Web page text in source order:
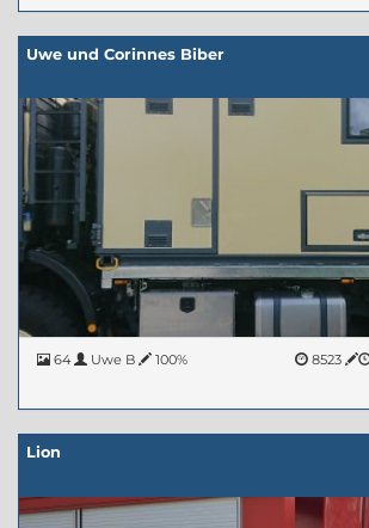
Uwe und Corinnes Biber
64 Uwe B 100% 8523
Lion